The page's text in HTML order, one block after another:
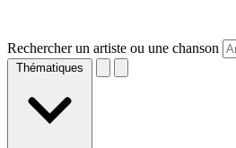
Rechercher un artiste ou une chanson
Thématiques